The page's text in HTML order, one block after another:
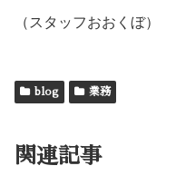
（スタッフおおくぼ）
blog 業務
関連記事